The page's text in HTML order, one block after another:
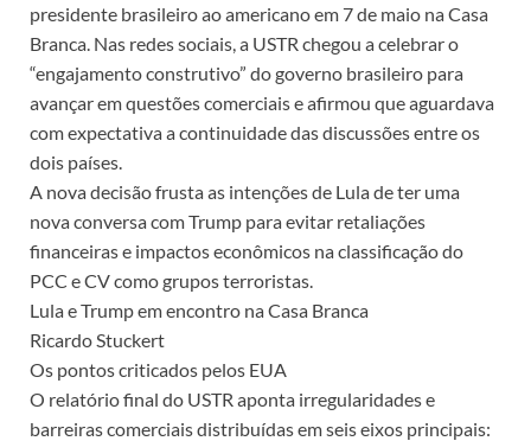
presidente brasileiro ao americano em 7 de maio na Casa
Branca. Nas redes sociais, a USTR chegou a celebrar o
“engajamento construtivo” do governo brasileiro para
avançar em questões comerciais e afirmou que aguardava
com expectativa a continuidade das discussões entre os
dois países.
A nova decisão frusta as intenções de Lula de ter uma
nova conversa com Trump para evitar retaliações
financeiras e impactos econômicos na classificação do
PCC e CV como grupos terroristas.
Lula e Trump em encontro na Casa Branca
Ricardo Stuckert
Os pontos criticados pelos EUA
O relatório final do USTR aponta irregularidades e
barreiras comerciais distribuídas em seis eixos principais: